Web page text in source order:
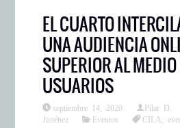
EL CUARTO
UNA AUDIENCIA
SUPERIOR AL
USUARIOS
septiembre 14, 2020
Pilar D.
Jiménez
Eventos CILA ,